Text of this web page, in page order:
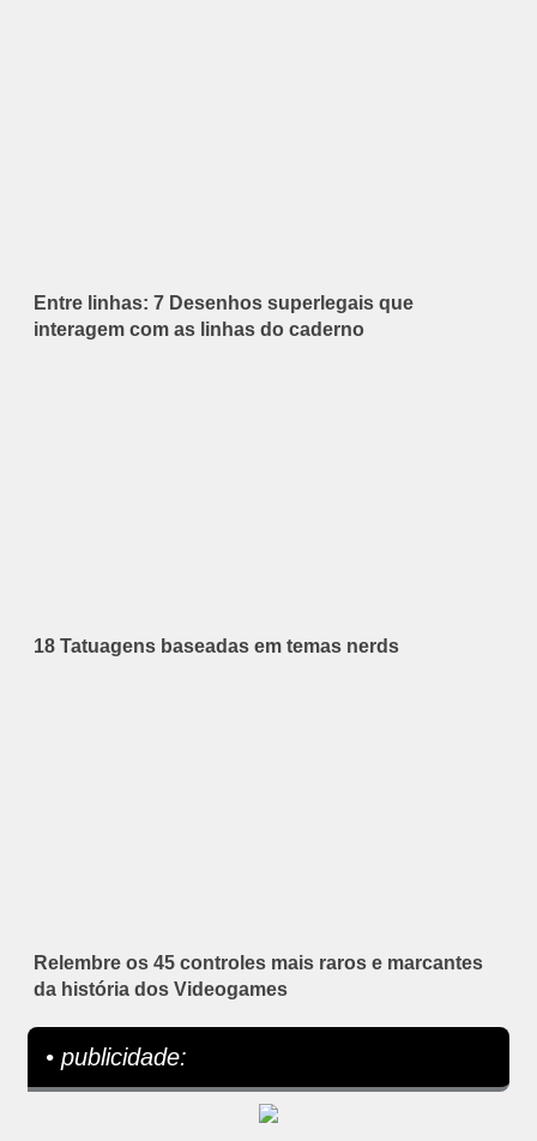
Entre linhas: 7 Desenhos superlegais que
interagem com as linhas do caderno
18 Tatuagens baseadas em temas nerds
Relembre os 45 controles mais raros e marcantes
da história dos Videogames
• publicidade: